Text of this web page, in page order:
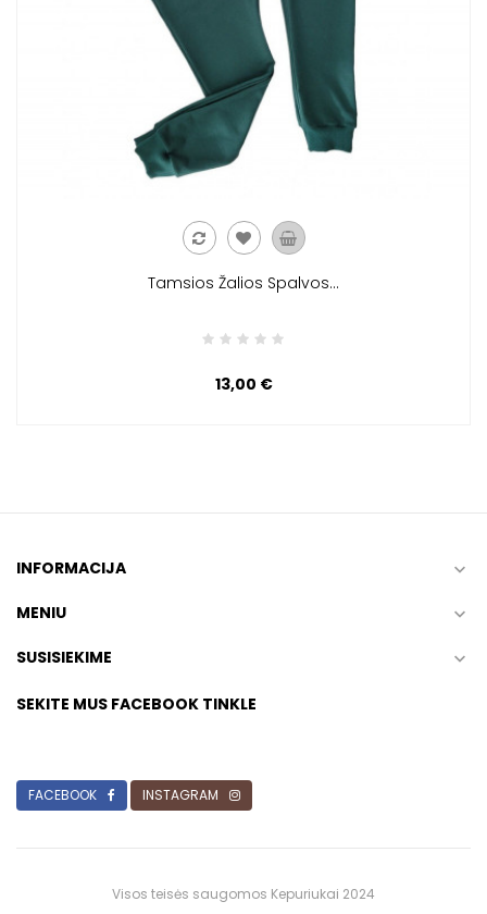
Tamsios Žalios Spalvos...
13,00 €
INFORMACIJA

MENIU

SUSISIEKIME

SEKITE MUS FACEBOOK TINKLE
FACEBOOK INSTAGRAM
Visos teisės saugomos Kepuriukai 2024